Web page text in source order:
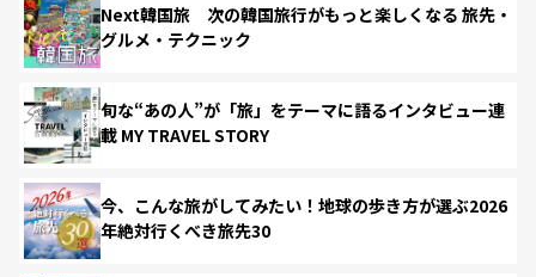
Next韓国旅 次の韓国旅行がもっと楽しくなる 旅先・
グルメ・テクニック
旬な“あの人”が「旅」をテーマに語るインタビュー連
載 MY TRAVEL STORY
今、こんな旅がしてみたい！地球の歩き方が選ぶ2026
年絶対行くべき旅先30